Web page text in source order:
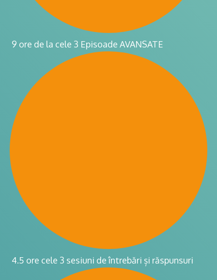
9 ore de la cele 3 Episoade AVANSATE
4.5 ore cele 3 sesiuni de întrebări și răspunsuri